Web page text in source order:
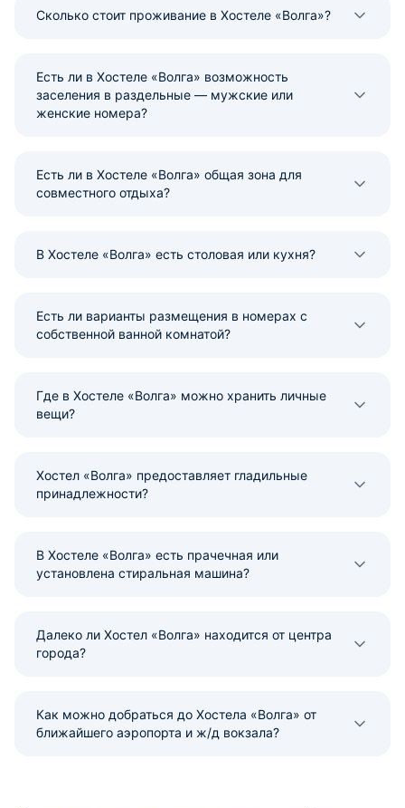
Сколько стоит проживание в Хостеле «Волга»?
Есть ли в Хостеле «Волга» возможность
заселения в раздельные — мужские или
женские номера?
Есть ли в Хостеле «Волга» общая зона для
совместного отдыха?
В Хостеле «Волга» есть столовая или кухня?
Есть ли варианты размещения в номерах с
собственной ванной комнатой?
Где в Хостеле «Волга» можно хранить личные
вещи?
Хостел «Волга» предоставляет гладильные
принадлежности?
В Хостеле «Волга» есть прачечная или
установлена стиральная машина?
Далеко ли Хостел «Волга» находится от центра
города?
Как можно добраться до Хостела «Волга» от
ближайшего аэропорта и ж/д вокзала?